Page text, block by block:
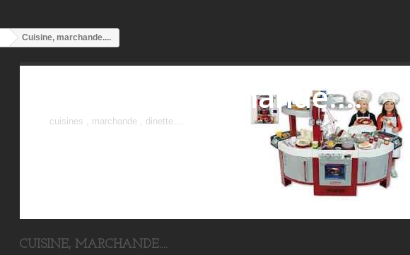
Cuisine, marchande....
Cuisine, marchande....
cuisines , marchande , dinette....
CUISINE, MARCHANDE....